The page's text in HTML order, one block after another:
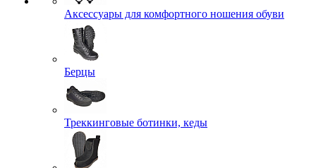
Аксессуары для комфортного ношения обуви
Берцы
Треккинговые ботинки, кеды